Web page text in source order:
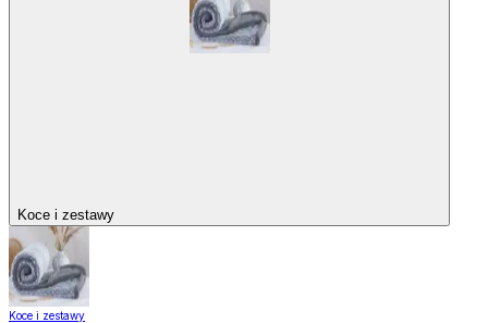
Koce i zestawy
Koce i zestawy